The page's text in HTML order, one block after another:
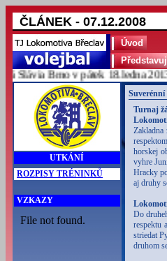
ČLÁNEK - 07.12.2008
Úvod
Brno v pátek 18.ledna 2013
UTKÁNÍ
ROZPISY TRÉNINKŮ
VZKAZY
Suverénní
Turnaj
Zakladna
horskej
vyhre
Hracky
aj druhy
Do
respektu
striedat
druhom